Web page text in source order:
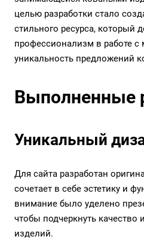
целью разработки стало
стильного ресурса, который
профессионализм в работе с
уникальность предложений
Выполненные
Уникальный
Для сайта разработан
сочетает в себе эстетику и
внимание было уделено
чтобы подчеркнуть
изделий.